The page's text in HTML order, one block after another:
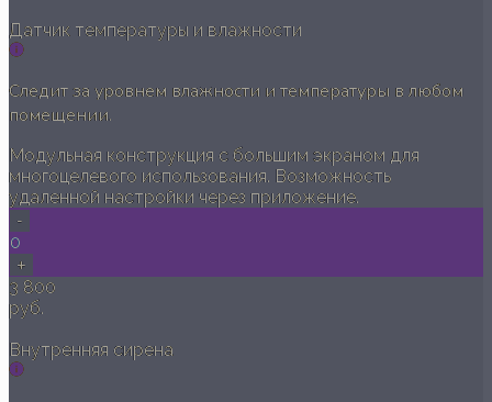
Датчик температуры и влажности
Следит за уровнем влажности и температуры в любом
помещении.
Модульная конструкция с большим экраном для
многоцелевого использования. Возможность
удаленной настройки через приложение.
-
0
+
3 800
руб.
Внутренняя сирена